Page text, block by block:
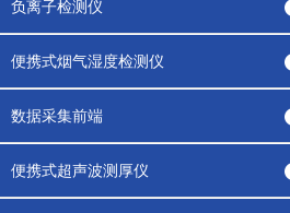
负离子检测仪
便携式烟气湿度检测仪
数据采集前端
便携式超声波测厚仪